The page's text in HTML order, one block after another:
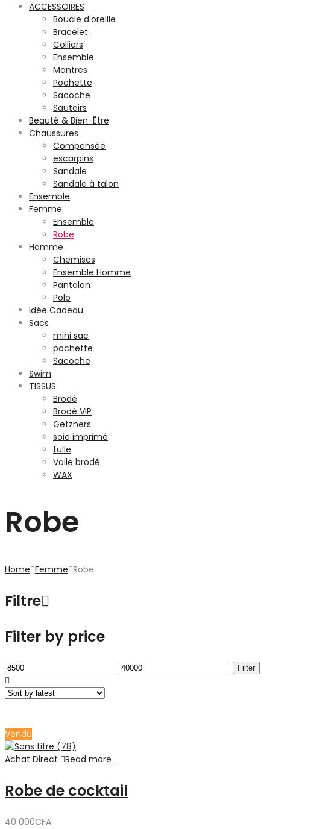
ACCESSOIRES
Boucle d'oreille
Bracelet
Colliers
Ensemble
Montres
Pochette
Sacoche
Sautoirs
Beauté & Bien-Être
Chaussures
Compensée
escarpins
Sandale
Sandale à talon
Ensemble
Femme
Ensemble
Robe
Homme
Chemises
Ensemble Homme
Pantalon
Polo
Idée Cadeau
Sacs
mini sac
pochette
Sacoche
Swim
TISSUS
Brodé
Brodé VIP
Getzners
soie imprimé
tulle
Voile brodé
WAX
Robe
Home Femme Robe
Filtre
Filter by price
Min
price
Max
Filter
Vendu
Achat Direct Read more
Robe de cocktail
40 000CFA